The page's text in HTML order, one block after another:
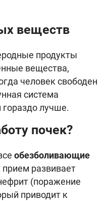
веществ
продукты
вещества,
человек свободен
система
лучше.
почек?
обезболивающие
развивает
(поражение
приводит к